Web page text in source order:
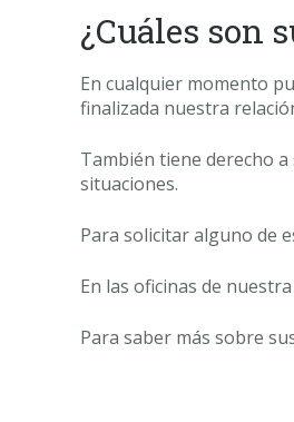
¿Cuáles son
En cualquier momento
finalizada nuestra
También tiene derecho
situaciones.
Para solicitar alguno de
En las oficinas de
Para saber más sobre